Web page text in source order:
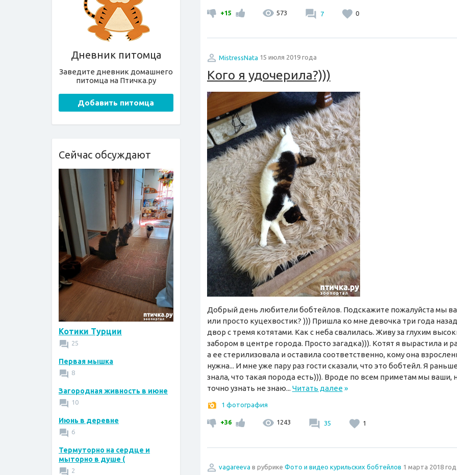
Дневник питомца
Заведите дневник домашнего
питомца на Птичка.ру
Добавить питомца
Сейчас обсуждают
Котики Турции
25
Первая мышка
8
Загородная живность в июне
10
Июнь в деревне
6
Термуторно на сердце и
мыторно в душе (
2
+15 573 7 0
MistressNata 15 июля 2019 года
Кого я удочерила?)))
Добрый день любители бобтейлов. Подскажите пожалуйста мы
или просто куцехвостик? ))) Пришла ко мне девочка три года
двор с тремя котятами. Как с неба свалилась. Живу за глухим
забором в центре города. Просто загадка))). Котят я вырастила и
а ее стерилизовала и оставила соответственно, кому она
нужна... И мне уже пару раз гости сказали, что это бобтейл. Я
знала, что такая порода есть))). Вроде по всем приметам мы ваши,
точно узнать не знаю... Читать далее»
1 фотография
+36 1243 35 1
vagareeva в рубрике Фото и видео курильских бобтейлов 1 марта 2018